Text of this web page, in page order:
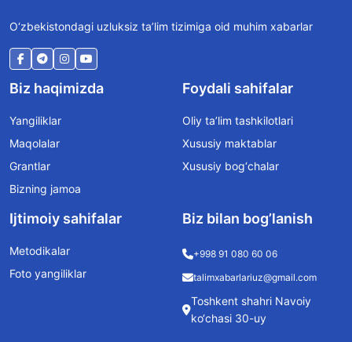
O‘zbekistondagi uzluksiz ta’lim tizimiga oid muhim xabarlar
Biz haqimizda
Yangiliklar
Maqolalar
Grantlar
Bizning jamoa
Foydali sahifalar
Oliy ta’lim tashkilotlari
Xususiy maktablar
Xususiy bog‘chalar
Ijtimoiy sahifalar
Metodikalar
Foto yangiliklar
Biz bilan bog’lanish
+998 91 080 60 06
talimxabarlariuz@gmail.com
Toshkent shahri Navoiy
ko‘chasi 30-uy